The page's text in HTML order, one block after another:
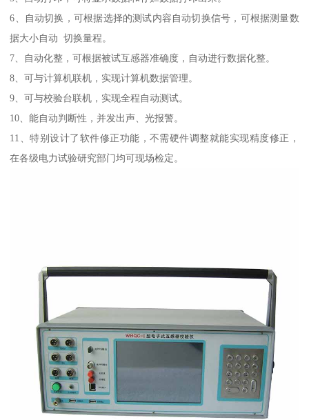
6、自动切换，可根据选择的测试内容自动切换信号，可根据测量数
据大小自动 切换量程。
7、自动化整，可根据被试互感器准确度，自动进行数据化整。
8、可与计算机联机，实现计算机数据管理。
9、可与校验台联机，实现全程自动测试。
10、能自动判断性，并发出声、光报警。
11、特别设计了软件修正功能，不需硬件调整就能实现精度修正，
在各级电力试验研究部门均可现场检定。